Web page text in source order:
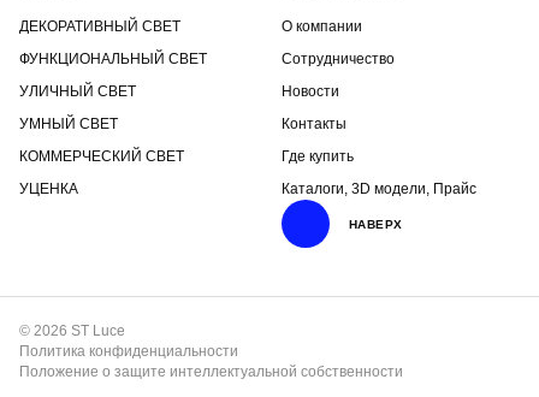
ДЕКОРАТИВНЫЙ СВЕТ
ФУНКЦИОНАЛЬНЫЙ СВЕТ
УЛИЧНЫЙ СВЕТ
УМНЫЙ СВЕТ
КОММЕРЧЕСКИЙ СВЕТ
УЦЕНКА
О компании
Сотрудничество
Новости
Контакты
Где купить
Каталоги, 3D модели, Прайс
НАВЕРХ
© 2026 ST Luce
Политика конфиденциальности
Положение о защите интеллектуальной собственности